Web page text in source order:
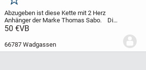
Merken
Abzugeben ist diese Kette mit 2 Herz
Anhänger der Marke Thomas Sabo.
Die
Kette und der Anhänger sind aus Silber.
möglich.
Da Privatverkauf, keine
Garantie,...
50 €VB
66787 Wadgassen